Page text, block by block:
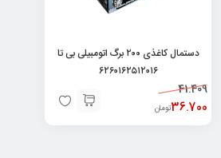
دستمال کاغذی ۲۰۰ برگ اتومبیلی بی تا
۶۲۶۰۱۶۲۵۱۲۰۱۶
41.409
36.700تومان